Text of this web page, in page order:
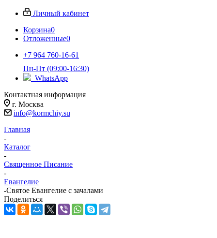
Личный кабинет
Корзина0
Отложенные0
+7 964 760-16-61
Пн-Пт (09:00-16:30)
WhatsApp
Контактная информация
г. Москва
info@kormchiy.su
Главная
-
Каталог
-
Священное Писание
-
Евангелие
-Святое Евангелие с зачалами
Поделиться